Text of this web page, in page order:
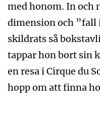
med honom. In och
dimension och ”fall
skildrats så
tappar hon bort sin
en resa i Cirque du
hopp om att finna